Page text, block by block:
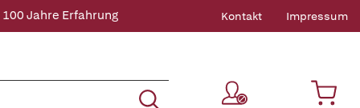
100 Jahre Erfahrung Kontakt Impressum